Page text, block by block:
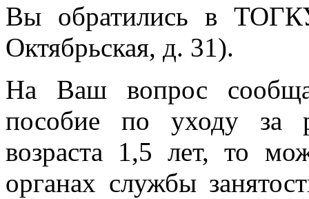
Вы обратились в
Октябрьская, д. 31).
На Ваш вопрос
пособие по уходу за
возраста 1,5 лет, то
органах службы